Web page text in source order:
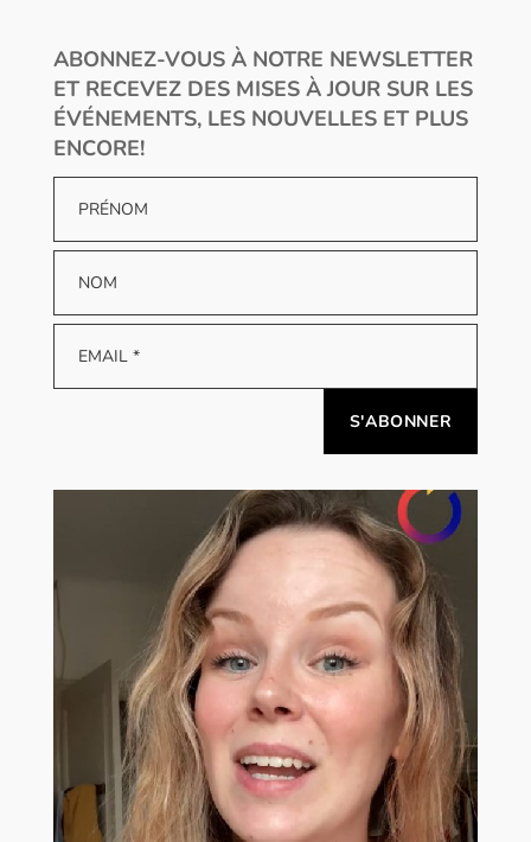
ABONNEZ-VOUS À NOTRE NEWSLETTER
ET RECEVEZ DES MISES À JOUR SUR LES
ÉVÉNEMENTS, LES NOUVELLES ET PLUS
ENCORE!
Alternative: